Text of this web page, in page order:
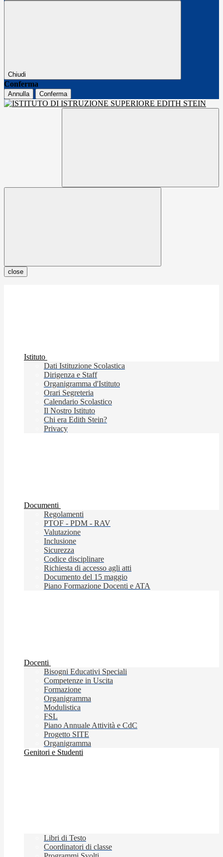
Chiudi
Conferma
Annulla Conferma
close
Istituto
Dati Istituzione Scolastica
Dirigenza e Staff
Organigramma d'Istituto
Orari Segreteria
Calendario Scolastico
Il Nostro Istituto
Chi era Edith Stein?
Privacy
Documenti
Regolamenti
PTOF - PDM - RAV
Valutazione
Inclusione
Sicurezza
Codice disciplinare
Richiesta di accesso agli atti
Documento del 15 maggio
Piano Formazione Docenti e ATA
Docenti
Bisogni Educativi Speciali
Competenze in Uscita
Formazione
Organigramma
Modulistica
FSL
Piano Annuale Attività e CdC
Progetto SITE
Organigramma
Genitori e Studenti
Libri di Testo
Coordinatori di classe